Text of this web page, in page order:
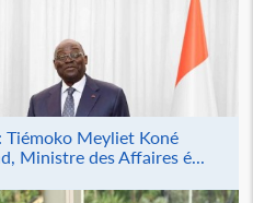
Tiémoko Meyliet Koné
Ministre des Affaires é...